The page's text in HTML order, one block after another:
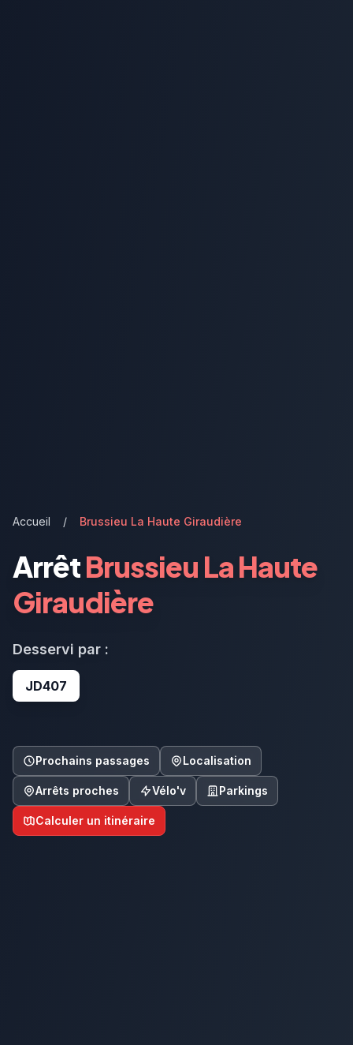
Accueil / Brussieu La Haute Giraudière
ArrêtBrussieu La Haute
Giraudière
Desservi par :
JD407
Prochains passages Localisation
Arrêts proches Vélo'v Parkings
Calculer un itinéraire